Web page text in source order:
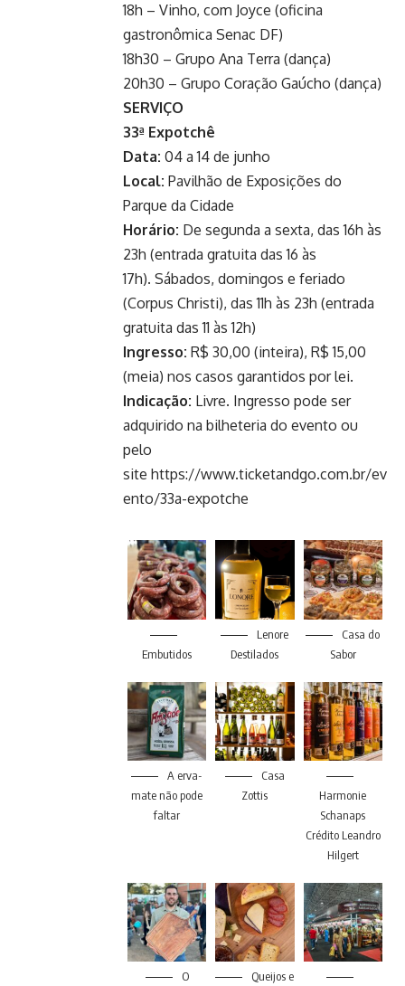
18h – Vinho, com Joyce (oficina
gastronômica Senac DF)
18h30 – Grupo Ana Terra (dança)
20h30 – Grupo Coração Gaúcho (dança)
SERVIÇO
33ª Expotchê
Data: 04 a 14 de junho
Local: Pavilhão de Exposições do
Parque da Cidade
Horário: De segunda a sexta, das 16h às
23h (entrada gratuita das 16 às
17h). Sábados, domingos e feriado
(Corpus Christi), das 11h às 23h (entrada
gratuita das 11 às 12h)
Ingresso: R$ 30,00 (inteira), R$ 15,00
(meia) nos casos garantidos por lei.
Indicação: Livre. Ingresso pode ser
adquirido na bilheteria do evento ou
pelo
site https://www.ticketandgo.com.br/ev
ento/33a-expotche
Embutidos
Lenore
Destilados
Casa do
Sabor
A erva-
mate não pode
faltar
Casa
Zottis
Harmonie
Schanaps
Crédito Leandro
Hilgert
O Queijos e